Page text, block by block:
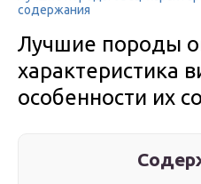
содержания
Лучшие породы
характеристика
особенности их